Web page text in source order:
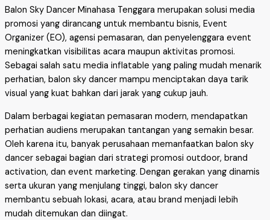
Balon Sky Dancer Minahasa Tenggara merupakan solusi media
promosi yang dirancang untuk membantu bisnis, Event
Organizer (EO), agensi pemasaran, dan penyelenggara event
meningkatkan visibilitas acara maupun aktivitas promosi.
Sebagai salah satu media inflatable yang paling mudah menarik
perhatian, balon sky dancer mampu menciptakan daya tarik
visual yang kuat bahkan dari jarak yang cukup jauh.
Dalam berbagai kegiatan pemasaran modern, mendapatkan
perhatian audiens merupakan tantangan yang semakin besar.
Oleh karena itu, banyak perusahaan memanfaatkan balon sky
dancer sebagai bagian dari strategi promosi outdoor, brand
activation, dan event marketing. Dengan gerakan yang dinamis
serta ukuran yang menjulang tinggi, balon sky dancer
membantu sebuah lokasi, acara, atau brand menjadi lebih
mudah ditemukan dan diingat.